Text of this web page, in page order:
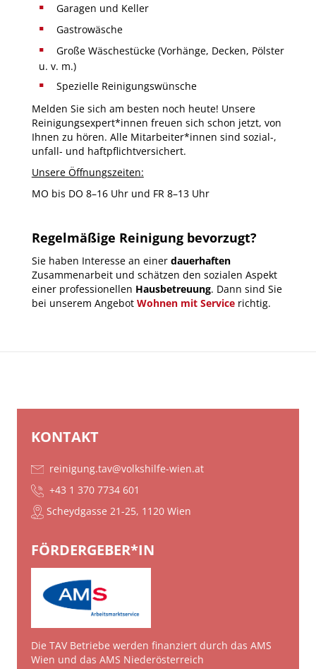
Garagen und Keller
Gastrowäsche
Große Wäschestücke (Vorhänge, Decken, Pölster
u. v. m.)
Spezielle Reinigungswünsche
Melden Sie sich am besten noch heute! Unsere
Reinigungsexpert*innen freuen sich schon jetzt, von
Ihnen zu hören. Alle Mitarbeiter*innen sind sozial-,
unfall- und haftpflichtversichert.
Unsere Öffnungszeiten:
MO bis DO 8–16 Uhr und FR 8–13 Uhr
Regelmäßige Reinigung bevorzugt?
Sie haben Interesse an einer dauerhaften
Zusammenarbeit und schätzen den sozialen Aspekt
einer professionellen Hausbetreuung. Dann sind Sie
bei unserem Angebot Wohnen mit Servicerichtig.
KONTAKT
reinigung.tav@volkshilfe-wien.at
+43 1 370 7734 601
Scheydgasse 21-25, 1120 Wien
FÖRDERGEBER*IN
Die TAV Betriebe werden finanziert durch das AMS
Wien und das AMS Niederösterreich